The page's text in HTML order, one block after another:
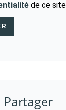
de ce site
Partager